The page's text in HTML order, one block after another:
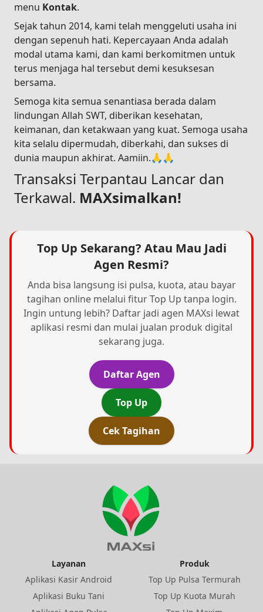
menu Kontak.
Sejak tahun 2014, kami telah menggeluti usaha ini
dengan sepenuh hati. Kepercayaan Anda adalah
modal utama kami, dan kami berkomitmen untuk
terus menjaga hal tersebut demi kesuksesan
bersama.
Semoga kita semua senantiasa berada dalam
lindungan Allah SWT, diberikan kesehatan,
keimanan, dan ketakwaan yang kuat. Semoga usaha
kita selalu dipermudah, diberkahi, dan sukses di
dunia maupun akhirat. Aamiin.🙏🙏
Transaksi Terpantau Lancar dan
Terkawal. MAXsimalkan!
Top Up Sekarang? Atau Mau Jadi
Agen Resmi?
Anda bisa langsung isi pulsa, kuota, atau bayar
tagihan online melalui fitur Top Up tanpa login.
Ingin untung lebih? Daftar jadi agen MAXsi lewat
aplikasi resmi dan mulai jualan produk digital
sekarang juga.
Daftar Agen
Top Up
Cek Tagihan
Layanan
Aplikasi Kasir Android
Aplikasi Buku Tani
Produk
Top Up Pulsa Termurah
Top Up Kuota Murah